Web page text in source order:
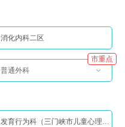
消化内科二区
普通外科
市重点
发育行为科（三门峡市儿童心理行为中心）